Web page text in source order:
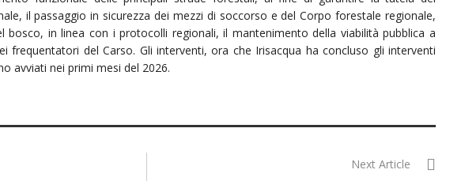
il passaggio in sicurezza dei mezzi di soccorso e del Corpo forestale regionale,
bosco, in linea con i protocolli regionali, il mantenimento della viabilità pubblica a
frequentatori del Carso. Gli interventi, ora che Irisacqua ha concluso gli interventi
avviati nei primi mesi del 2026.
Next Article